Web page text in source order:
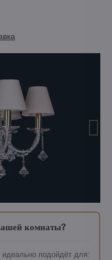
комнаты?
идеально подойдёт для: